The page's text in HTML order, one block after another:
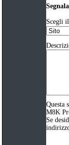
Scegli
Questa
M8K
Se